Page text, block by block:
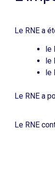
Le RNE a
le
le
le
Le RNE a
Le RNE